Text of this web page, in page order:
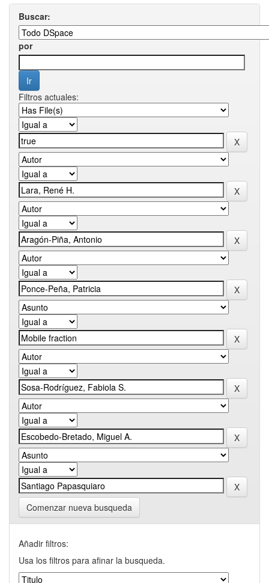
Buscar:
por
Filtros actuales:
Comenzar nueva busqueda
Añadir filtros:
Usa los filtros para afinar la busqueda.